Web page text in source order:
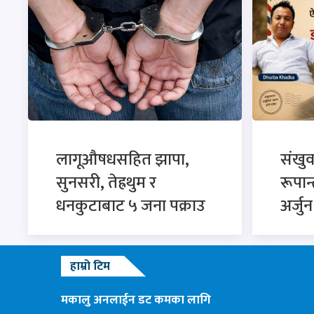
लागूऔषधसहित झापा,
सुनसरी, तेह्रथुम र
धनकुटाबाट ५ जना पक्राउ
हाम्रो टिम
मकालु अनलाईन डट कमका लागि